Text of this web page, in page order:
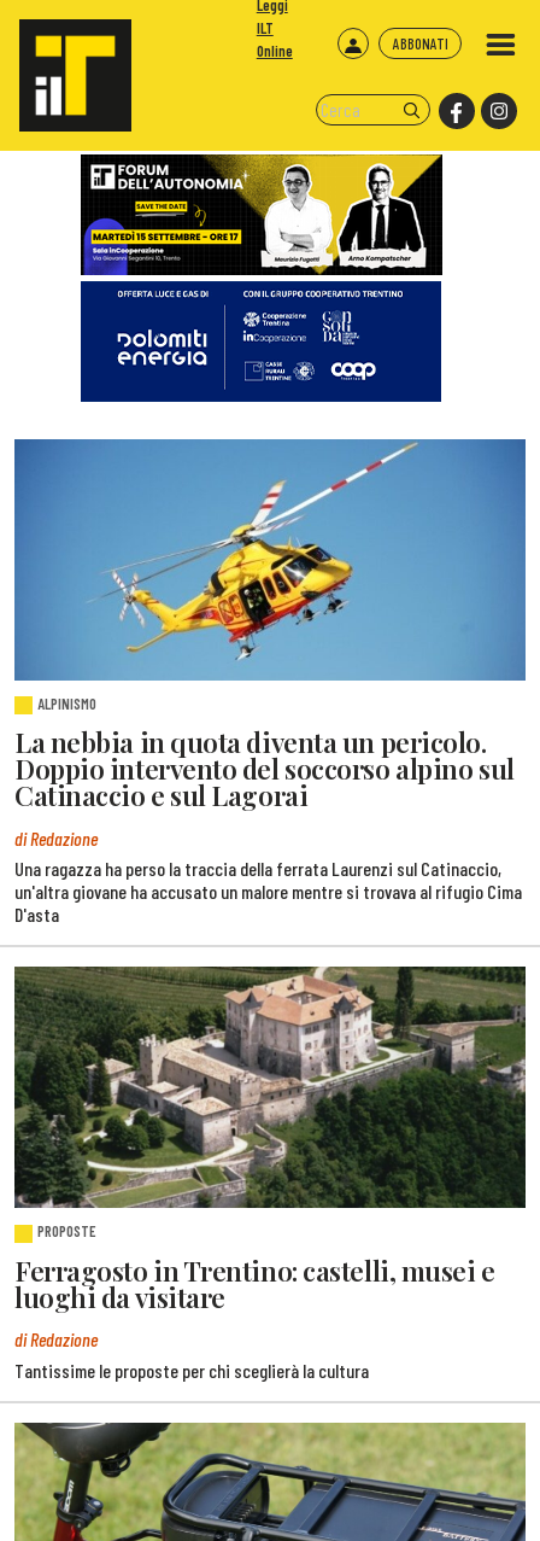
ABBONATI
Leggi
ILT
Online
ALPINISMO
La nebbia in quota diventa un pericolo.
Doppio intervento del soccorso alpino sul
Catinaccio e sul Lagorai
di Redazione
Una ragazza ha perso la traccia della ferrata Laurenzi sul Catinaccio,
un'altra giovane ha accusato un malore mentre si trovava al rifugio Cima
D'asta
PROPOSTE
Ferragosto in Trentino: castelli, musei e
luoghi da visitare
di Redazione
Tantissime le proposte per chi sceglierà la cultura